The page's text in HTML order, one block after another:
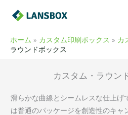
ホーム カスタム印刷ボックス
カ
ラウンドボックス
カスタム・ラウン
滑らかな曲線とシームレスな仕上げ
は普通のパッケージを創造性のキャ